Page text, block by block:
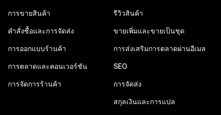
การขายสินค้า
คำสั่งซื้อและการจัดส่ง
การออกแบบร้านค้า
การตลาดและคอนเวอร์ชัน
การจัดการร้านค้า
รีวิวสินค้า
ขายเพิ่มและขายเป็นชุด
การส่งเสริมการตลาดผ่านอีเมล
SEO
การจัดส่ง
สกุลเงินและการแปล